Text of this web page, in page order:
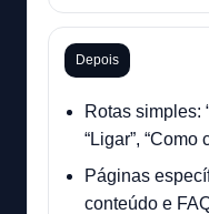
Depois
Rotas simples:
“Ligar”, “Como
Páginas
conteúdo e